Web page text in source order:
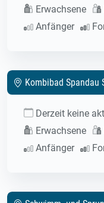
Erwachsene
Anfänger
Kombibad Spandau
Derzeit keine
Erwachsene
Anfänger